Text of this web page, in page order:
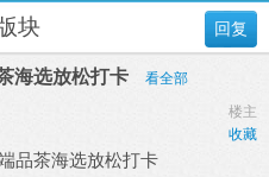
回复
块
海选放松打卡 看全部
楼主
收藏
品茶海选放松打卡